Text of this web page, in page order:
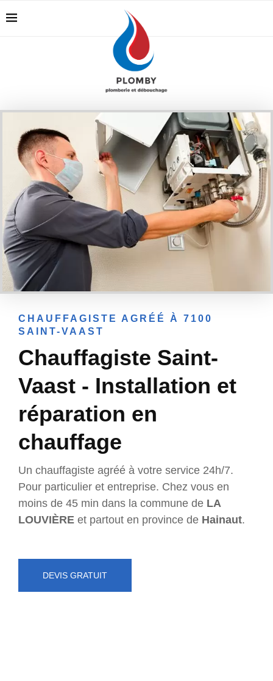
CHAUFFAGISTE AGRÉÉ À 7100
SAINT-VAAST
Chauffagiste Saint-
Vaast - Installation et
réparation en
chauffage
Un chauffagiste agréé à votre service 24h/7.
Pour particulier et entreprise. Chez vous en
moins de 45 min dans la commune de LA
LOUVIÈRE et partout en province de Hainaut.
DEVIS GRATUIT